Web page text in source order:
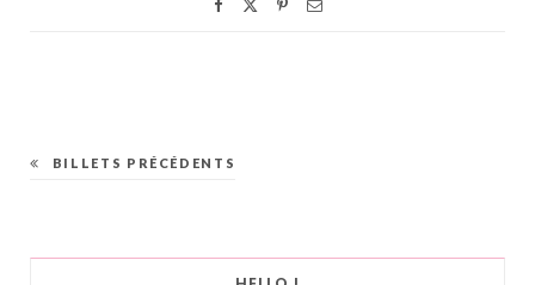
BILLETS PRÉCÉDENTS